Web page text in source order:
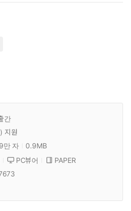
간
지원
만 자
0.9MB
PC뷰어
PAPER